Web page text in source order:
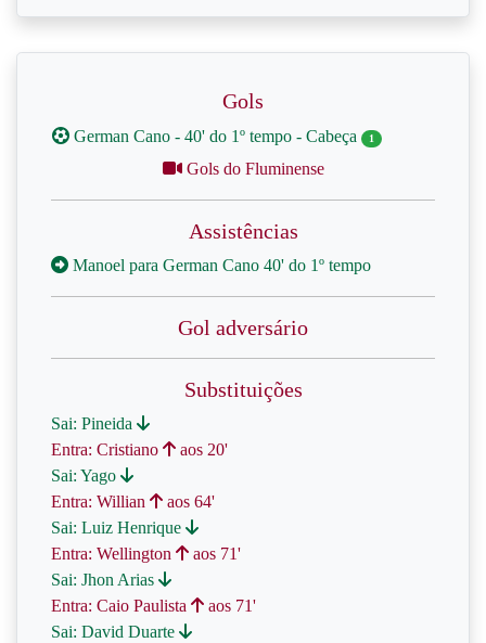
Gols
German Cano - 40' do 1º tempo - Cabeça 1
Gols do Fluminense
Assistências
Manoel para German Cano 40' do 1º tempo
Gol adversário
Substituições
Sai: Pineida
Entra: Cristiano
aos 20'
Sai: Yago
Entra: Willian
aos 64'
Sai: Luiz Henrique
Entra: Wellington
aos 71'
Sai: Jhon Arias
Entra: Caio Paulista
aos 71'
Sai: David Duarte